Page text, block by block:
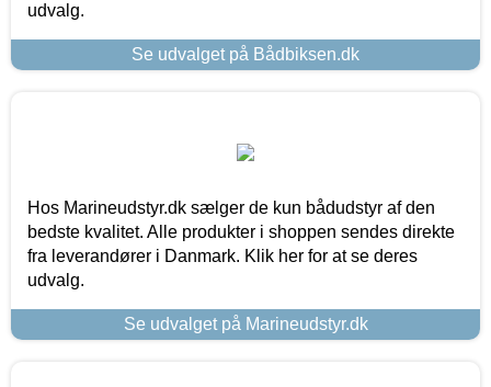
udvalg.
Se udvalget på Bådbiksen.dk
Hos Marineudstyr.dk sælger de kun bådudstyr af den
bedste kvalitet. Alle produkter i shoppen sendes direkte
fra leverandører i Danmark. Klik her for at se deres
udvalg.
Se udvalget på Marineudstyr.dk